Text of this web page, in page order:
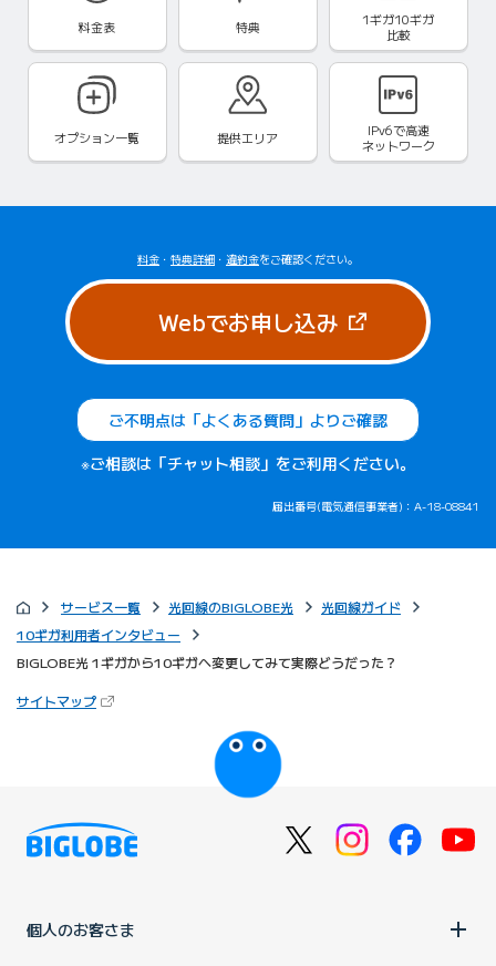
料金表 特典
1ギガ10ギガ
比較
オプション一覧 提供エリア IPv6で高速
ネットワーク
料金 ・ 特典詳細 ・ 違約金をご確認ください。
Webでお申し込み（新しいタブ
ご不明点は「よくある質問」よりご確認
※ご相談は「チャット相談」をご利用ください。
届出番号(電気通信事業者)：A-18-08841
サービス一覧 光回線のBIGLOBE光
光回線ガイド
10ギガ利用者インタビュー
BIGLOBE光 1ギガから10ギガへ変更してみて実際どうだった？
サイトマップ（新しいタブで開きます）
びっぷるのページ
個人のお客さま